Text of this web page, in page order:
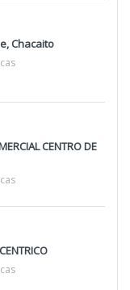
Chacaito
CENTRO DE